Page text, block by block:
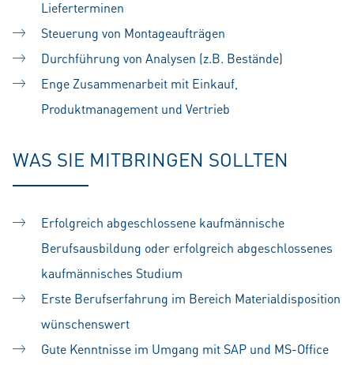
Lieferterminen
Steuerung von Montageaufträgen
Durchführung von Analysen (z.B. Bestände)
Enge Zusammenarbeit mit Einkauf,
Produktmanagement und Vertrieb
WAS SIE MITBRINGEN SOLLTEN
Erfolgreich abgeschlossene kaufmännische
Berufsausbildung oder erfolgreich abgeschlossenes
kaufmännisches Studium
Erste Berufserfahrung im Bereich Materialdisposition
wünschenswert
Gute Kenntnisse im Umgang mit SAP und MS-Office